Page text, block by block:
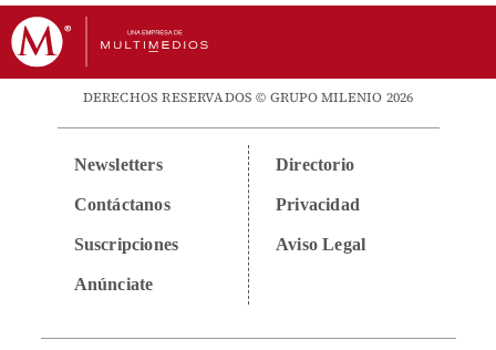
DERECHOS RESERVADOS © GRUPO MILENIO 2026
Newsletters
Contáctanos
Suscripciones
Anúnciate
Directorio
Privacidad
Aviso Legal